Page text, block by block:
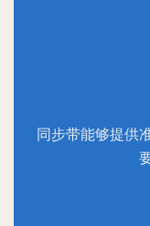
同步带能够提供